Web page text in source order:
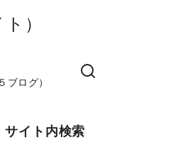
）
ブログ）
サイト内検索